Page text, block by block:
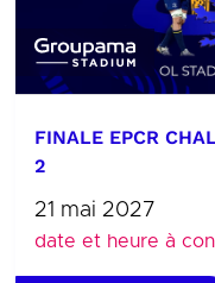
FINALE EPCR
2
21 mai 2027
date et heure à